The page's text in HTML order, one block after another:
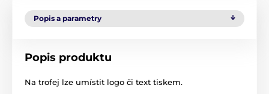
Popis a parametry
Popis produktu
Na trofej lze umístit logo či text tiskem.